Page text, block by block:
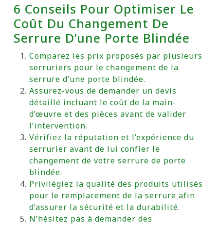
6 Conseils Pour Optimiser Le
Coût Du Changement De
Serrure D’une Porte Blindée
Comparez les prix proposés par plusieurs
serruriers pour le changement de la
serrure d’une porte blindée.
Assurez-vous de demander un devis
détaillé incluant le coût de la main-
d’œuvre et des pièces avant de valider
l’intervention.
Vérifiez la réputation et l’expérience du
serrurier avant de lui confier le
changement de votre serrure de porte
blindée.
Privilégiez la qualité des produits utilisés
pour le remplacement de la serrure afin
d’assurer la sécurité et la durabilité.
N’hésitez pas à demander des